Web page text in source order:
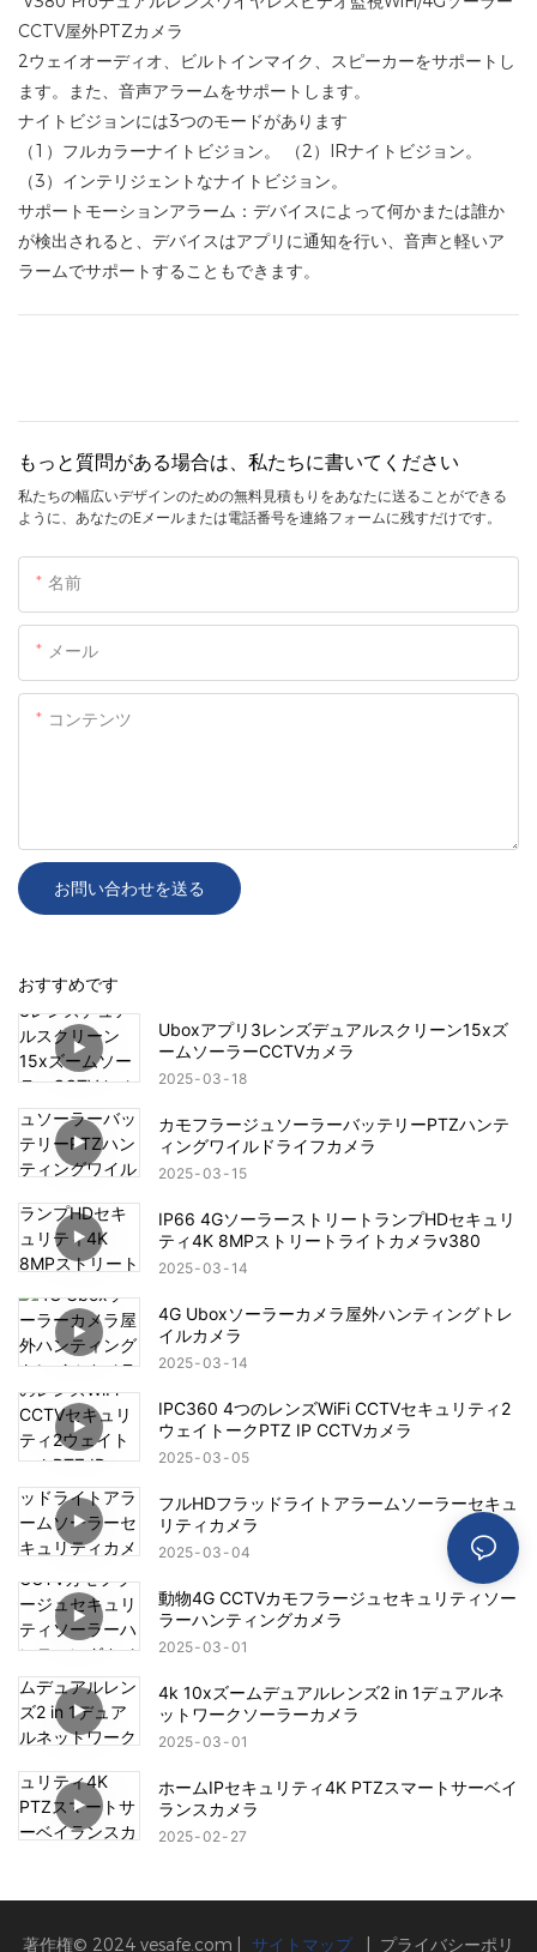
CCTV屋外PTZカメラ
2ウェイオーディオ、ビルトインマイク、スピーカーをサポートし
ます。また、音声アラームをサポートします。
ナイトビジョンには3つのモードがあります
（1）フルカラーナイトビジョン。 （2）IRナイトビジョン。
（3）インテリジェントなナイトビジョン。
サポートモーションアラーム：デバイスによって何かまたは誰か
が検出されると、デバイスはアプリに通知を行い、音声と軽いア
ラームでサポートすることもできます。
もっと質問がある場合は、私たちに書いてください
私たちの幅広いデザインのための無料見積もりをあなたに送ることができる
ように、あなたのEメールまたは電話番号を連絡フォームに残すだけです。
名前
メール
コンテンツ
お問い合わせを送る
おすすめです
Uboxアプリ3レンズデュアルスクリーン15xズ
ームソーラーCCTVカメラ
2025 03 18
カモフラージュソーラーバッテリーPTZハンテ
ィングワイルドライフカメラ
2025 03 15
IP66 4GソーラーストリートランプHDセキュリ
ティ4K 8MPストリートライトカメラv380
2025 03 14
4G Uboxソーラーカメラ屋外ハンティングトレ
イルカメラ
2025 03 14
IPC360 4つのレンズWiFi CCTVセキュリティ2
ウェイトークPTZ IP CCTVカメラ
2025 03 05
フルHDフラッドライトアラームソーラーセキュ
リティカメラ
2025 03 04
動物4G CCTVカモフラージュセキュリティソー
ラーハンティングカメラ
2025 03 01
4k 10xズームデュアルレンズ2 in 1デュアルネ
ットワークソーラーカメラ
2025 03 01
ホームIPセキュリティ4K PTZスマートサーベイ
ランスカメラ
2025 02 27
著作権© 2024 vesafe.com サイトマップ プライバシーポリ